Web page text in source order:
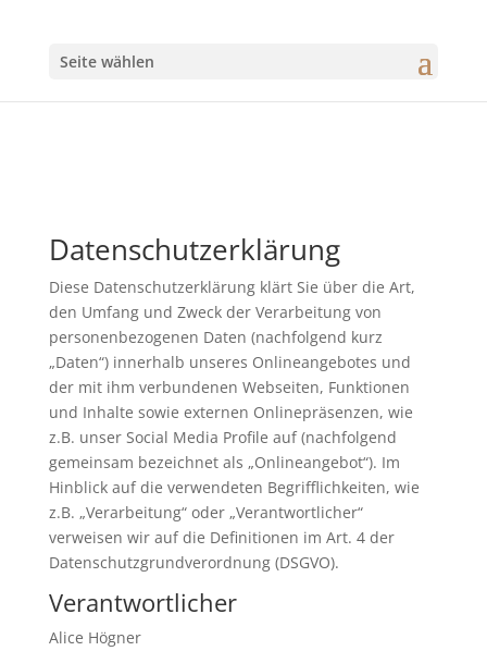
Seite wählen
Datenschutzerklärung
Diese Datenschutzerklärung klärt Sie über die Art,
den Umfang und Zweck der Verarbeitung von
personenbezogenen Daten (nachfolgend kurz
„Daten“) innerhalb unseres Onlineangebotes und
der mit ihm verbundenen Webseiten, Funktionen
und Inhalte sowie externen Onlinepräsenzen, wie
z.B. unser Social Media Profile auf (nachfolgend
gemeinsam bezeichnet als „Onlineangebot“). Im
Hinblick auf die verwendeten Begrifflichkeiten, wie
z.B. „Verarbeitung“ oder „Verantwortlicher“
verweisen wir auf die Definitionen im Art. 4 der
Datenschutzgrundverordnung (DSGVO).
Verantwortlicher
Alice Högner